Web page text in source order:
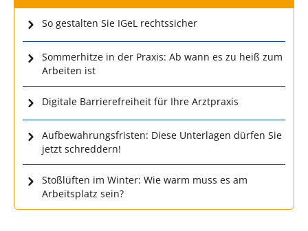
So gestalten Sie IGeL rechtssicher
Sommerhitze in der Praxis: Ab wann es zu heiß zum
Arbeiten ist
Digitale Barrierefreiheit für Ihre Arztpraxis
Aufbewahrungsfristen: Diese Unterlagen dürfen Sie
jetzt schreddern!
Stoßlüften im Winter: Wie warm muss es am
Arbeitsplatz sein?